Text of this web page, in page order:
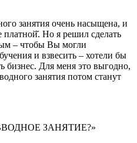
занятия очень насыщена, и
Но я решил сделать
– чтобы Вы могли
и взвесить – хотели бы
Для меня это выгодно,
занятия потом станут
ЗАНЯТИЕ?»